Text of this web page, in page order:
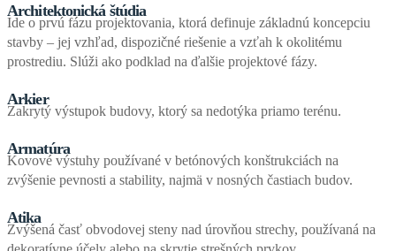
Architektonická štúdia
Ide o prvú fázu projektovania, ktorá definuje základnú koncepciu
stavby – jej vzhľad, dispozičné riešenie a vzťah k okolitému
prostrediu. Slúži ako podklad na ďalšie projektové fázy.
Arkier
Zakrytý výstupok budovy, ktorý sa nedotýka priamo terénu.
Armatúra
Kovové výstuhy používané v betónových konštrukciách na
zvýšenie pevnosti a stability, najmä v nosných častiach budov.
Atika
Zvýšená časť obvodovej steny nad úrovňou strechy, používaná na